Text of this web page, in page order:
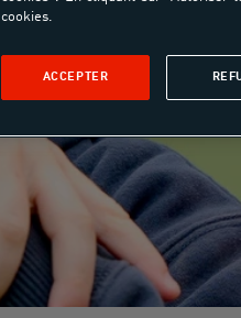
cookies.
ACCEPTER